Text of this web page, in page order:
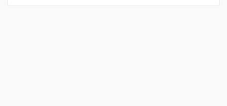
Universitäts-Spin-Off im